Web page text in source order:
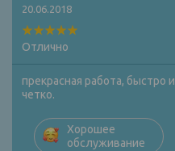
20.06.2018
Отлично
прекрасная работа, быстро и
четко.
Хорошее
обслуживание